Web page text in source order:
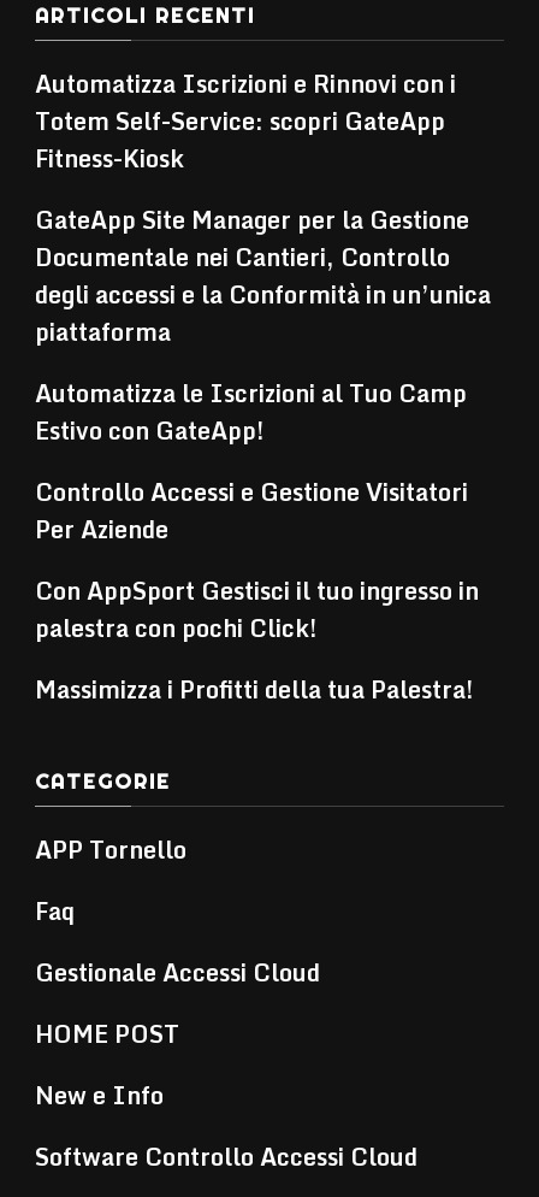
ARTICOLI RECENTI
Automatizza Iscrizioni e Rinnovi con i
Totem Self-Service: scopri GateApp
Fitness-Kiosk
GateApp Site Manager per la Gestione
Documentale nei Cantieri, Controllo
degli accessi e la Conformità in un’unica
piattaforma
Automatizza le Iscrizioni al Tuo Camp
Estivo con GateApp!
Controllo Accessi e Gestione Visitatori
Per Aziende
Con AppSport Gestisci il tuo ingresso in
palestra con pochi Click!
Massimizza i Profitti della tua Palestra!
CATEGORIE
APP Tornello
Faq
Gestionale Accessi Cloud
HOME POST
New e Info
Software Controllo Accessi Cloud